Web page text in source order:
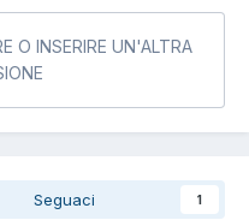
O INSERIRE UN'ALTRA
Seguaci 1